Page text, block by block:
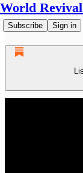
Subscribe Sign in